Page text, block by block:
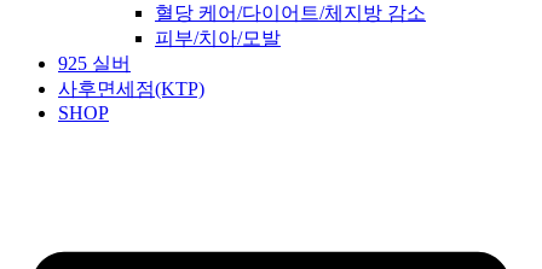
혈당 케어/다이어트/체지방 감소
피부/치아/모발
925 실버
사후면세점(KTP)
SHOP